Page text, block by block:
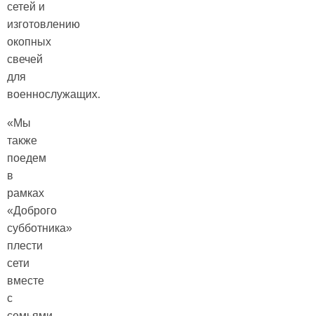
сетей и
изготовлению
окопных
свечей
для
военнослужащих.
«Мы
также
поедем
в
рамках
«Доброго
субботника»
плести
сети
вместе
с